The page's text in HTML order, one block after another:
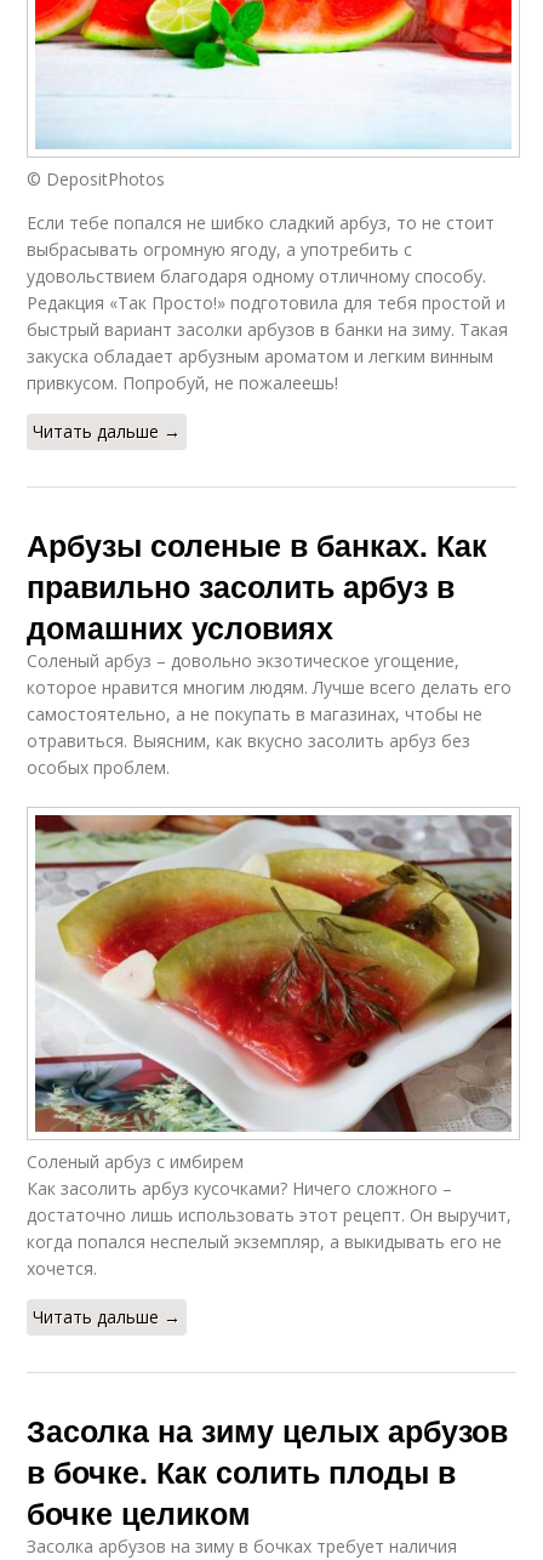
© DepositPhotos
Если тебе попался не шибко сладкий арбуз, то не стоит
выбрасывать огромную ягоду, а употребить с
удовольствием благодаря одному отличному способу.
Редакция «Так Просто!» подготовила для тебя простой и
быстрый вариант засолки арбузов в банки на зиму. Такая
закуска обладает арбузным ароматом и легким винным
привкусом. Попробуй, не пожалеешь!
Читать дальше →
Арбузы соленые в банках. Как
правильно засолить арбуз в
домашних условиях
Соленый арбуз – довольно экзотическое угощение,
которое нравится многим людям. Лучше всего делать его
самостоятельно, а не покупать в магазинах, чтобы не
отравиться. Выясним, как вкусно засолить арбуз без
особых проблем.
Соленый арбуз с имбирем
Как засолить арбуз кусочками? Ничего сложного –
достаточно лишь использовать этот рецепт. Он выручит,
когда попался неспелый экземпляр, а выкидывать его не
хочется.
Читать дальше →
Засолка на зиму целых арбузов
в бочке. Как солить плоды в
бочке целиком
Засолка арбузов на зиму в бочках требует наличия